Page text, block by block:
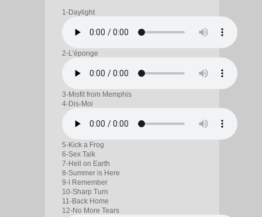
1-Daylight
2-L’éponge
3-Misfit from Memphis
4-Dis-Moi
5-Kick a Frog
6-Sex Talk
7-Hell on Earth
8-Summer is Here
9-I Remember
10-Sharp Turn
11-Back Home
12-No More Tears